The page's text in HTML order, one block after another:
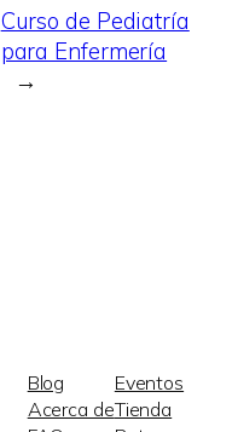
Curso de Pediatría
para Enfermería
→
Blog
Acerca de
Eventos
Tienda